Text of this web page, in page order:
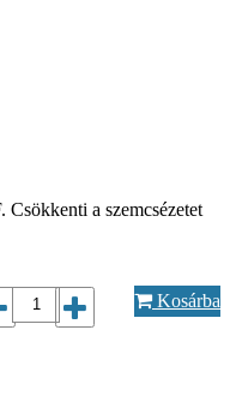
a szemcsézetet
Kosárba